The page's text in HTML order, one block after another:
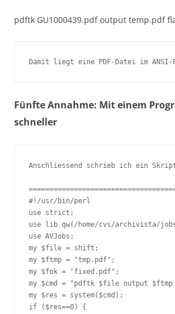
pdftk GU1000439.pdf output temp.pdf
Damit liegt eine PDF-Datei im
Fünfte Annahme: Mit einem
schneller
Anschliessend schrieb ich ein
#!/usr/bin/perl
use strict;
use lib qw(/home/cvs/archivista/
use AVJobs;
my $file = shift;
my $ftmp = "tmp.pdf";
my $fok = "fixed.pdf";
my $cmd = "pdftk $file output $ftmp
my $res = system($cmd);
if ($res==0) {